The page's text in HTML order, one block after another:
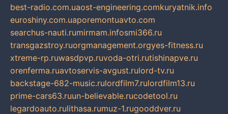
best-radio.com.uaost-engineering.comkuryatnik.info
euroshiny.com.uaporemontuavto.com
searchus-nauti.rumirmam.infosmi366.ru
transgazstroy.ruorgmanagement.orgyes-fitness.ru
xtreme-rp.ruwasdpvp.ruvoda-otri.rutishinapve.ru
orenferma.ruavtoservis-avgust.rulord-tv.ru
backstage-682-music.rulordfilm7.rulordfilm13.ru
prime-cars63.ruun-believable.rucodetool.ru
legardoauto.rulithasa.rumuz-1.rugooddver.ru